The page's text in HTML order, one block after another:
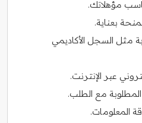
مؤهلاتك.
بعناية.
مثل السجل الأكاديمي
عبر الإنترنت.
مع الطلب.
المعلومات.